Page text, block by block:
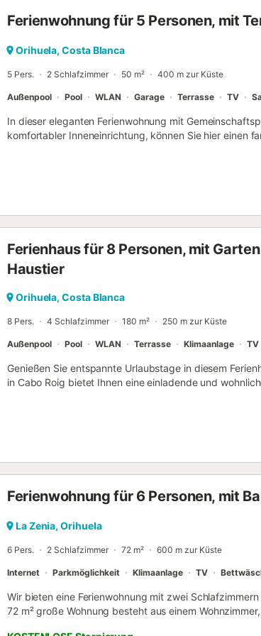
Ferienwohnung für 5 Personen, mit
Orihuela, Costa Blanca
5 Pers. 2 Schlafzimmer 50 m² 400 m zur Küste
Außenpool Pool WLAN Garage Terrasse TV
In dieser eleganten Ferienwohnung mit
komfortabler Inneneinrichtung, können Sie hier einen
einem leckeren Essen mit Freunden und Familie.
hervorragendes Klima und lädt zum Wassersport,
Ferienhaus für 8 Personen, mit
Haustier
Orihuela, Costa Blanca
8 Pers. 4 Schlafzimmer 180 m² 250 m zur Küste
Außenpool Pool WLAN Terrasse Klimaanlage TV
Genießen Sie entspannte Urlaubstage in diesem
in Cabo Roig bietet Ihnen eine einladende und
ausgestattete Küche und das Esszimmer zu
Stunden auf den Terrassen, im gepflegten Garten
charmante Küstenpromenade. Genießen Sie
ein Abstecher nach Torrevieja oder Orihuela an –
Ferienwohnung für 6 Personen, mit
La Zenia, Orihuela
6 Pers. 2 Schlafzimmer 72 m² 600 m zur Küste
Internet Parkmöglichkeit Klimaanlage TV
Wir bieten eine Ferienwohnung mit zwei
72 m² große Wohnung besteht aus einem